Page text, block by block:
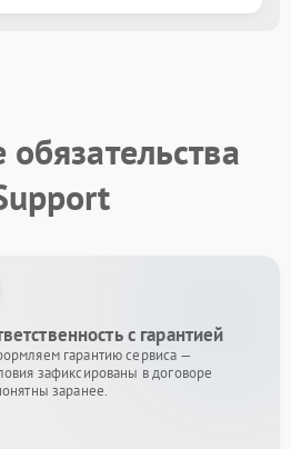
с гарантией
гарантию сервиса —
зафиксированы в договоре
заранее.